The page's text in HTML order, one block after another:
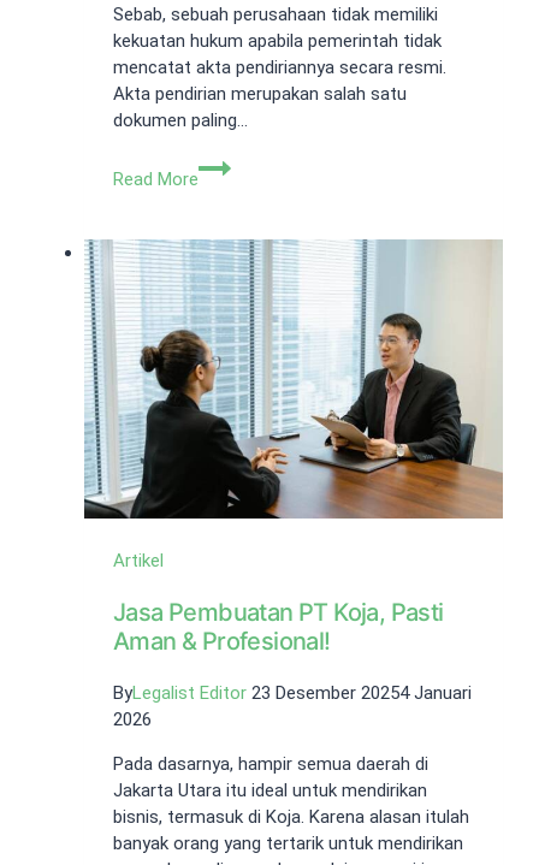
Sebab, sebuah perusahaan tidak memiliki
kekuatan hukum apabila pemerintah tidak
mencatat akta pendiriannya secara resmi.
Akta pendirian merupakan salah satu
dokumen paling…
Read More
Cara
Pendirian
PT
di
Daerah
Tangerang
Artikel
Jasa Pembuatan PT Koja, Pasti
Aman & Profesional!
ByLegalist Editor 23 Desember 20254 Januari
2026
Pada dasarnya, hampir semua daerah di
Jakarta Utara itu ideal untuk mendirikan
bisnis, termasuk di Koja. Karena alasan itulah
banyak orang yang tertarik untuk mendirikan